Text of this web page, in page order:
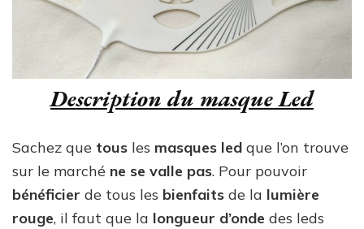
Description du masque Led
Sachez que tous les masques led que l’on trouve
sur le marché ne se valle pas. Pour pouvoir
bénéficier de tous les bienfaits de la lumière
rouge, il faut que la longueur d’onde des leds